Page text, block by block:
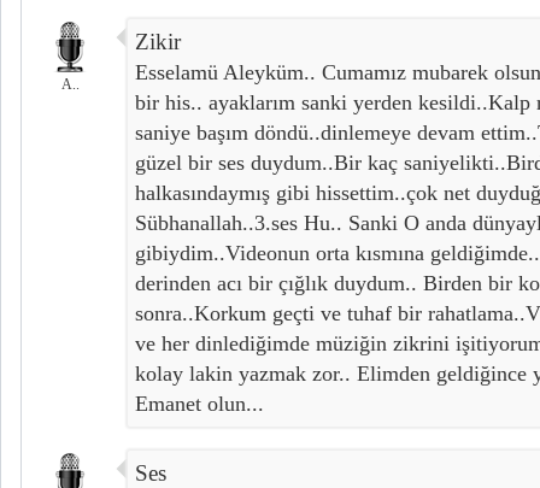
A..
Zikir
Esselamü Aleyküm.. Cumamız mubarek
bir his.. ayaklarım sanki yerden
saniye başım döndü..dinlemeye devam
güzel bir ses duydum..Bir kaç
halkasındaymış gibi hissettim..çok net
Sübhanallah..3.ses Hu.. Sanki O anda
gibiydim..Videonun orta kısmına
derinden acı bir çığlık duydum.. Birden bir
sonra..Korkum geçti ve tuhaf bir
ve her dinlediğimde müziğin zikrini
kolay lakin yazmak zor.. Elimden geldiğince
Emanet olun...
Ses